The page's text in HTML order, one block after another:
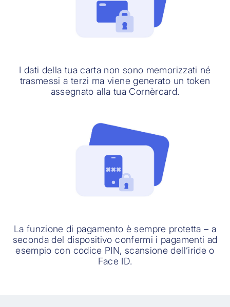
I dati della tua carta non sono memorizzati né
trasmessi a terzi ma viene generato un token
assegnato alla tua Cornèrcard.
La funzione di pagamento è sempre protetta – a
seconda del dispositivo confermi i pagamenti ad
esempio con codice PIN, scansione dell’iride o
Face ID.